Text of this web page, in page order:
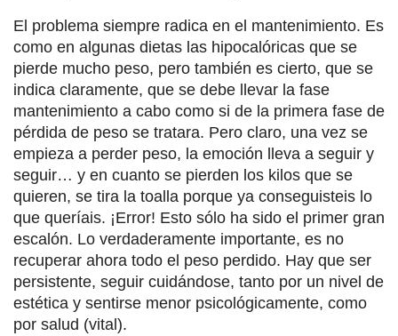
El problema siempre radica en el mantenimiento. Es
como en algunas dietas las hipocalóricas que se
pierde mucho peso, pero también es cierto, que se
indica claramente, que se debe llevar la fase
mantenimiento a cabo como si de la primera fase de
pérdida de peso se tratara. Pero claro, una vez se
empieza a perder peso, la emoción lleva a seguir y
seguir… y en cuanto se pierden los kilos que se
quieren, se tira la toalla porque ya conseguisteis lo
que queríais. ¡Error! Esto sólo ha sido el primer gran
escalón. Lo verdaderamente importante, es no
recuperar ahora todo el peso perdido. Hay que ser
persistente, seguir cuidándose, tanto por un nivel de
estética y sentirse menor psicológicamente, como
por salud (vital).